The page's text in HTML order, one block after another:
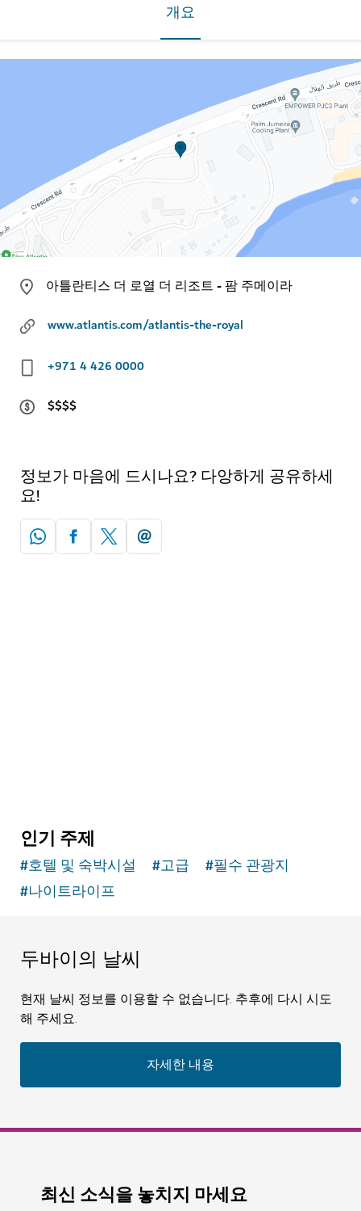
개요
아틀란티스 더 로열 더 리조트 - 팜 주메이라
www.atlantis.com/atlantis-the-royal
+971 4 426 0000
$$$$
정보가 마음에 드시나요? 다앙하게 공유하세
요!
인기 주제
#호텔 및 숙박시설 #고급 #필수 관광지
#나이트라이프
두바이의 날씨
현재 날씨 정보를 이용할 수 없습니다. 추후에 다시 시도
해 주세요.
자세한 내용
최신 소식을 놓치지 마세요